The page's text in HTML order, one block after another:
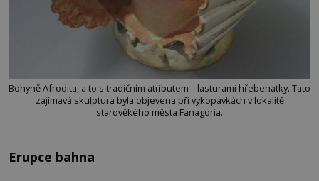
Bohyně Afrodita, a to s tradičním atributem – lasturami hřebenatky. Tato
zajímavá skulptura byla objevena při vykopávkách v lokalitě
starověkého města Fanagoria.
Erupce bahna